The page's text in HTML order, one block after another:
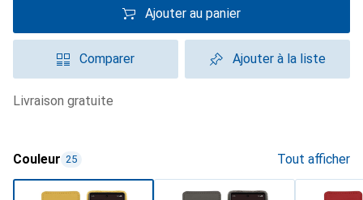
Ajouter au panier
Comparer Ajouter à la liste
livraison gratuite
Couleur 25 Tout afficher